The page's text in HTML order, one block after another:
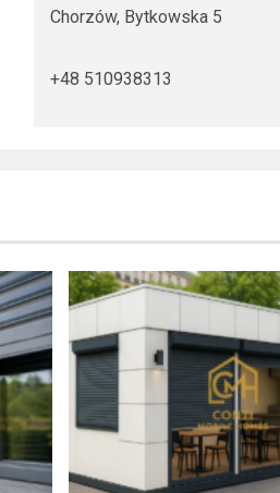
Chorzów, Bytkowska 5
+48 510938313